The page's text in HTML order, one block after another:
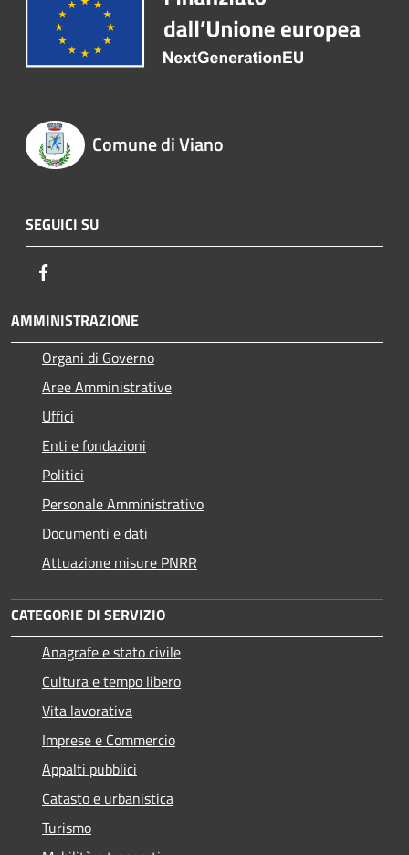
Comune di Viano
SEGUICI SU
AMMINISTRAZIONE
Organi di Governo
Aree Amministrative
Uffici
Enti e fondazioni
Politici
Personale Amministrativo
Documenti e dati
Attuazione misure PNRR
CATEGORIE DI SERVIZIO
Anagrafe e stato civile
Cultura e tempo libero
Vita lavorativa
Imprese e Commercio
Appalti pubblici
Catasto e urbanistica
Turismo